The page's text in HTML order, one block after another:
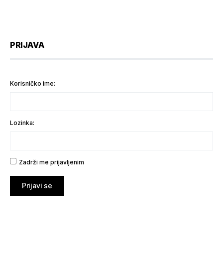
PRIJAVA
Korisničko ime:
Lozinka:
Zadrži me prijavljenim
Prijavi se